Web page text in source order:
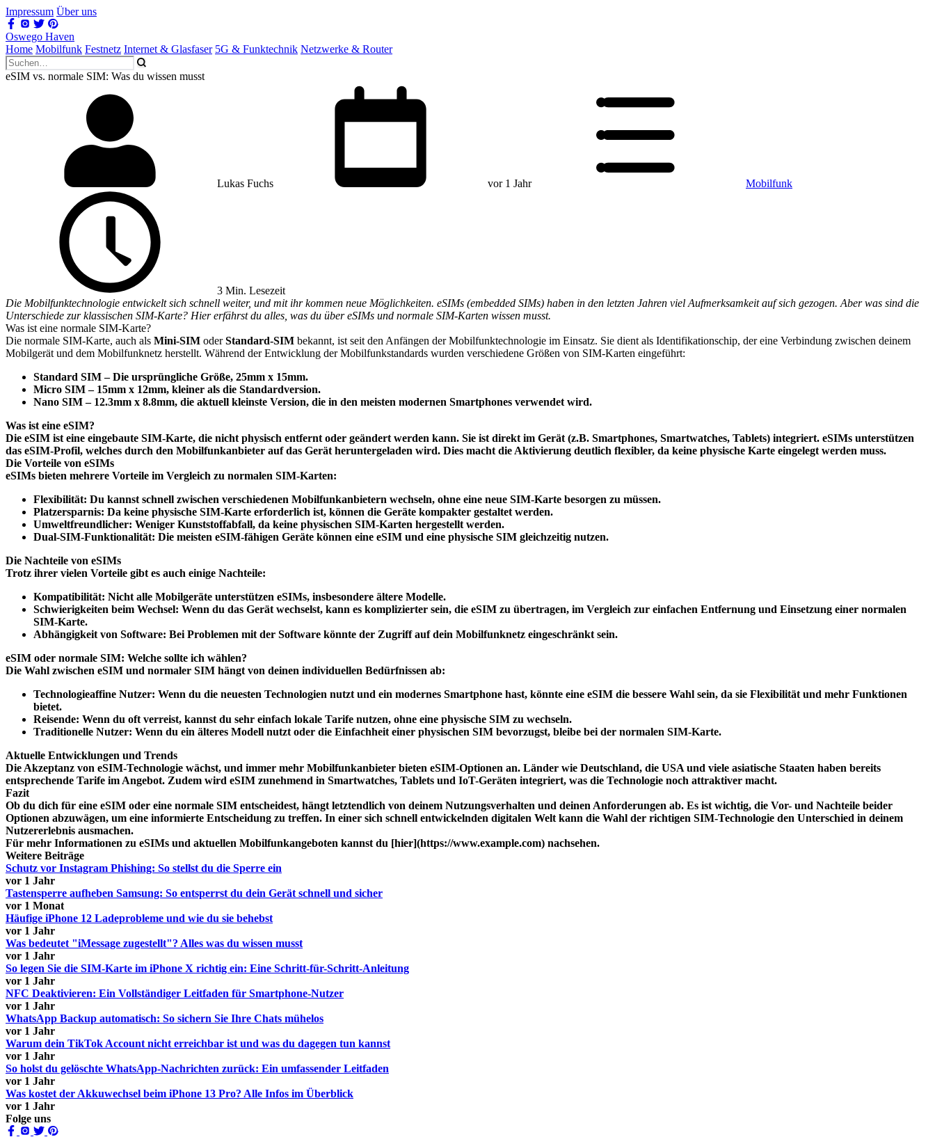
Impressum Über uns
Oswego Haven
Home Mobilfunk Festnetz Internet & Glasfaser 5G & Funktechnik Netzwerke & Router
eSIM vs. normale SIM: Was du wissen musst
Lukas Fuchs vor 1 Jahr Mobilfunk
3 Min. Lesezeit
Die Mobilfunktechnologie entwickelt sich schnell weiter, und mit ihr kommen neue Möglichkeiten. eSIMs (embedded SIMs) haben in den letzten Jahren viel Aufmerksamkeit auf sich gezogen. Aber was sind die
Unterschiede zur klassischen SIM-Karte? Hier erfährst du alles, was du über eSIMs und normale SIM-Karten wissen musst.
Was ist eine normale SIM-Karte?
Die normale SIM-Karte, auch als Mini-SIM oderStandard-SIM bekannt, ist seit den Anfängen der Mobilfunktechnologie im Einsatz. Sie dient als Identifikationschip, der eine Verbindung zwischen deinem
Mobilgerät und dem Mobilfunknetz herstellt. Während der Entwicklung der Mobilfunkstandards wurden verschiedene Größen von SIM-Karten eingeführt:
Standard SIM– Die ursprüngliche Größe, 25mm x 15mm.
Micro SIM– 15mm x 12mm, kleiner als die Standardversion.
Nano SIM– 12.3mm x 8.8mm, die aktuell kleinste Version, die in den meisten modernen Smartphones verwendet wird.
Was ist eine eSIM?
Die eSIM ist eine eingebaute SIM-Karte, die nicht physisch entfernt oder geändert werden kann. Sie ist direkt im Gerät (z.B. Smartphones, Smartwatches, Tablets) integriert. eSIMs unterstützen
das eSIM-Profil, welches durch den Mobilfunkanbieter auf das Gerät heruntergeladen wird. Dies macht die Aktivierung deutlich flexibler, da keine physische Karte eingelegt werden muss.
Die Vorteile von eSIMs
eSIMs bieten mehrere Vorteile im Vergleich zu normalen SIM-Karten:
Flexibilität: Du kannst schnell zwischen verschiedenen Mobilfunkanbietern wechseln, ohne eine neue SIM-Karte besorgen zu müssen.
Platzersparnis: Da keine physische SIM-Karte erforderlich ist, können die Geräte kompakter gestaltet werden.
Umweltfreundlicher: Weniger Kunststoffabfall, da keine physischen SIM-Karten hergestellt werden.
Dual-SIM-Funktionalität: Die meisten eSIM-fähigen Geräte können eine eSIM und eine physische SIM gleichzeitig nutzen.
Die Nachteile von eSIMs
Trotz ihrer vielen Vorteile gibt es auch einige Nachteile:
Kompatibilität: Nicht alle Mobilgeräte unterstützen eSIMs, insbesondere ältere Modelle.
Schwierigkeiten beim Wechsel: Wenn du das Gerät wechselst, kann es komplizierter sein, die eSIM zu übertragen, im Vergleich zur einfachen Entfernung und Einsetzung einer normalen
SIM-Karte.
Abhängigkeit von Software: Bei Problemen mit der Software könnte der Zugriff auf dein Mobilfunknetz eingeschränkt sein.
eSIM oder normale SIM: Welche sollte ich wählen?
Die Wahl zwischen eSIM und normaler SIM hängt von deinen individuellen Bedürfnissen ab:
Technologieaffine Nutzer: Wenn du die neuesten Technologien nutzt und ein modernes Smartphone hast, könnte eine eSIM die bessere Wahl sein, da sie Flexibilität und mehr Funktionen
bietet.
Reisende: Wenn du oft verreist, kannst du sehr einfach lokale Tarife nutzen, ohne eine physische SIM zu wechseln.
Traditionelle Nutzer: Wenn du ein älteres Modell nutzt oder die Einfachheit einer physischen SIM bevorzugst, bleibe bei der normalen SIM-Karte.
Aktuelle Entwicklungen und Trends
Die Akzeptanz von eSIM-Technologie wächst, und immer mehr Mobilfunkanbieter bieten eSIM-Optionen an. Länder wie Deutschland, die USA und viele asiatische Staaten haben bereits
entsprechende Tarife im Angebot. Zudem wird eSIM zunehmend in Smartwatches, Tablets und IoT-Geräten integriert, was die Technologie noch attraktiver macht.
Fazit
Ob du dich für eine eSIM oder eine normale SIM entscheidest, hängt letztendlich von deinem Nutzungsverhalten und deinen Anforderungen ab. Es ist wichtig, die Vor- und Nachteile beider
Optionen abzuwägen, um eine informierte Entscheidung zu treffen. In einer sich schnell entwickelnden digitalen Welt kann die Wahl der richtigen SIM-Technologie den Unterschied in deinem
Nutzererlebnis ausmachen.
Für mehr Informationen zu eSIMs und aktuellen Mobilfunkangeboten kannst du [hier](https://www.example.com) nachsehen.
Weitere Beiträge
Schutz vor Instagram Phishing: So stellst du die Sperre ein
vor 1 Jahr
Tastensperre aufheben Samsung: So entsperrst du dein Gerät schnell und sicher
vor 1 Monat
Häufige iPhone 12 Ladeprobleme und wie du sie behebst
vor 1 Jahr
Was bedeutet "iMessage zugestellt"? Alles was du wissen musst
vor 1 Jahr
So legen Sie die SIM-Karte im iPhone X richtig ein: Eine Schritt-für-Schritt-Anleitung
vor 1 Jahr
NFC Deaktivieren: Ein Vollständiger Leitfaden für Smartphone-Nutzer
vor 1 Jahr
WhatsApp Backup automatisch: So sichern Sie Ihre Chats mühelos
vor 1 Jahr
Warum dein TikTok Account nicht erreichbar ist und was du dagegen tun kannst
vor 1 Jahr
So holst du gelöschte WhatsApp-Nachrichten zurück: Ein umfassender Leitfaden
vor 1 Jahr
Was kostet der Akkuwechsel beim iPhone 13 Pro? Alle Infos im Überblick
vor 1 Jahr
Folge uns